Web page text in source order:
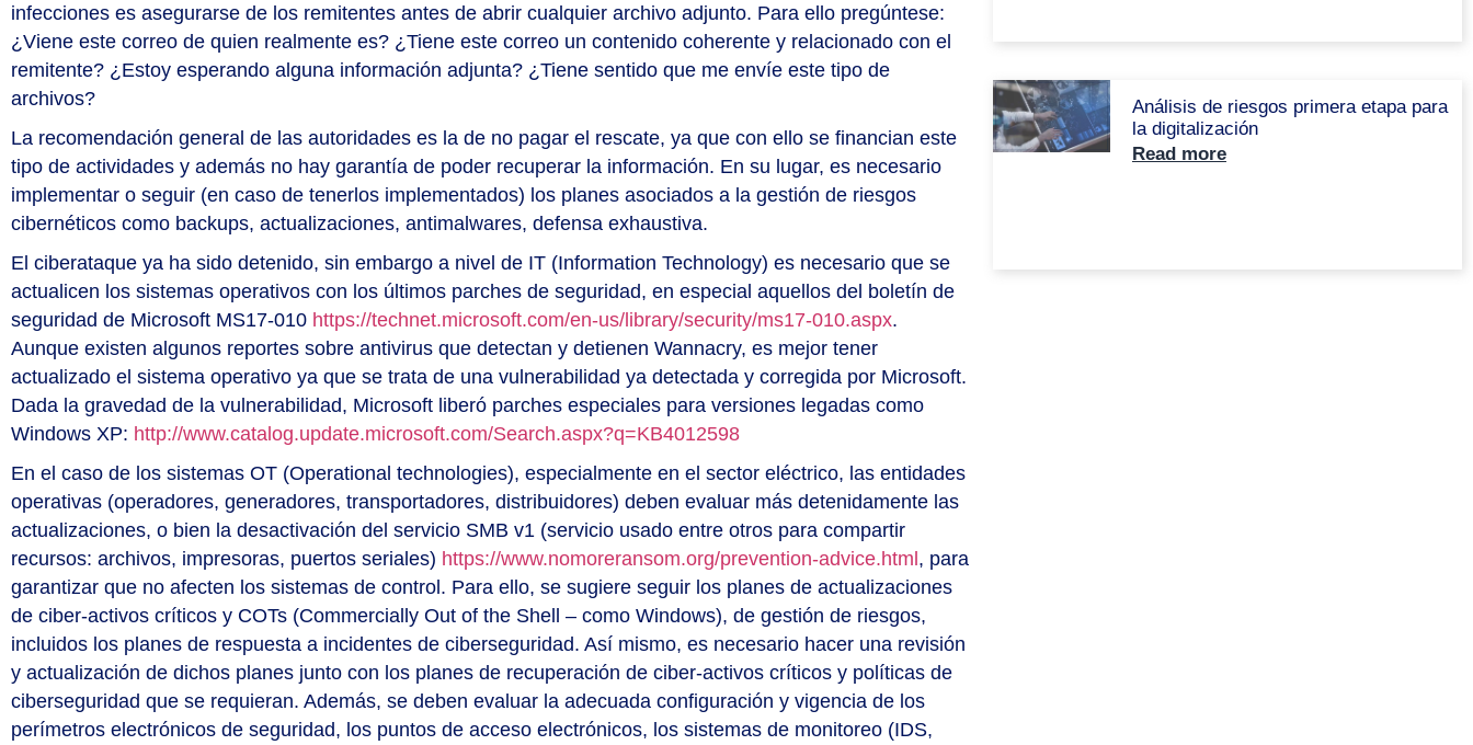
infecciones es asegurarse de los remitentes antes de abrir cualquier archivo adjunto. Para ello pregúntese:
¿Viene este correo de quien realmente es? ¿Tiene este correo un contenido coherente y relacionado con el
remitente? ¿Estoy esperando alguna información adjunta? ¿Tiene sentido que me envíe este tipo de
archivos?
La recomendación general de las autoridades es la de no pagar el rescate, ya que con ello se financian este
tipo de actividades y además no hay garantía de poder recuperar la información. En su lugar, es necesario
implementar o seguir (en caso de tenerlos implementados) los planes asociados a la gestión de riesgos
cibernéticos como backups, actualizaciones, antimalwares, defensa exhaustiva.
El ciberataque ya ha sido detenido, sin embargo a nivel de IT (Information Technology) es necesario que se
actualicen los sistemas operativos con los últimos parches de seguridad, en especial aquellos del boletín de
seguridad de Microsoft MS17-010 https://technet.microsoft.com/en-us/library/security/ms17-010.aspx.
Aunque existen algunos reportes sobre antivirus que detectan y detienen Wannacry, es mejor tener
actualizado el sistema operativo ya que se trata de una vulnerabilidad ya detectada y corregida por Microsoft.
Dada la gravedad de la vulnerabilidad, Microsoft liberó parches especiales para versiones legadas como
Windows XP: http://www.catalog.update.microsoft.com/Search.aspx?q=KB4012598
En el caso de los sistemas OT (Operational technologies), especialmente en el sector eléctrico, las entidades
operativas (operadores, generadores, transportadores, distribuidores) deben evaluar más detenidamente las
actualizaciones, o bien la desactivación del servicio SMB v1 (servicio usado entre otros para compartir
recursos: archivos, impresoras, puertos seriales) https://www.nomoreransom.org/prevention-advice.html, para
garantizar que no afecten los sistemas de control. Para ello, se sugiere seguir los planes de actualizaciones
de ciber-activos críticos y COTs (Commercially Out of the Shell – como Windows), de gestión de riesgos,
incluidos los planes de respuesta a incidentes de ciberseguridad. Así mismo, es necesario hacer una revisión
y actualización de dichos planes junto con los planes de recuperación de ciber-activos críticos y políticas de
ciberseguridad que se requieran. Además, se deben evaluar la adecuada configuración y vigencia de los
perímetros electrónicos de seguridad, los puntos de acceso electrónicos, los sistemas de monitoreo (IDS,
Análisis de riesgos primera etapa para
la digitalización
Read more